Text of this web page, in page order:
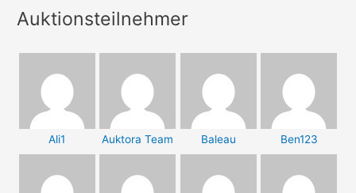
Auktionsteilnehmer
Ali1 Auktora Team Baleau Ben123